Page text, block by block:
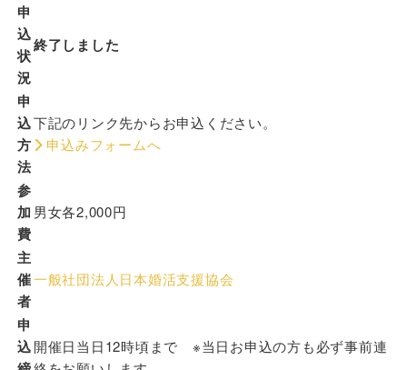
申
込
状
況
終了しました
申
込
方
法
下記のリンク先からお申込ください。
申込みフォームへ
参
加
費
男女各2,000円
主
催
者
一般社団法人日本婚活支援協会
申
込開催日当日12時頃まで ※当日お申込の方も必ず事前連